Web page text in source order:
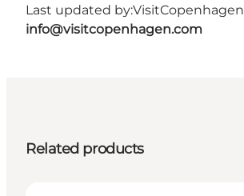
Last updated by:VisitCopenhagen
info@visitcopenhagen.com
Related products